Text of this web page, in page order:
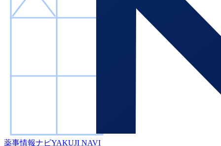
薬事情報ナビYAKUJI NAVI